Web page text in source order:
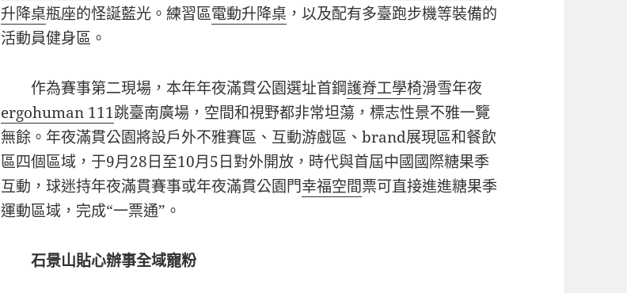
升降桌瓶座的怪誕藍光。練習區電動升降桌 ，以及配有多臺跑步機等裝備的
活動員健身區。
作為賽事第二現場，本年年夜滿貫公園選址首鋼護脊工學椅滑雪年夜
ergohuman 111跳臺南廣場，空間和視野都非常坦蕩，標志性景不雅一覽
無餘。年夜滿貫公園將設戶外不雅賽區、互動游戲區、brand展現區和餐飲
區四個區域，于9月28日至10月5日對外開放，時代與首屆中國國際糖果季
互動，球迷持年夜滿貫賽事或年夜滿貫公園門幸福空間票可直接進進糖果季
運動區域，完成“一票通”。
石景山貼心辦事全域寵粉